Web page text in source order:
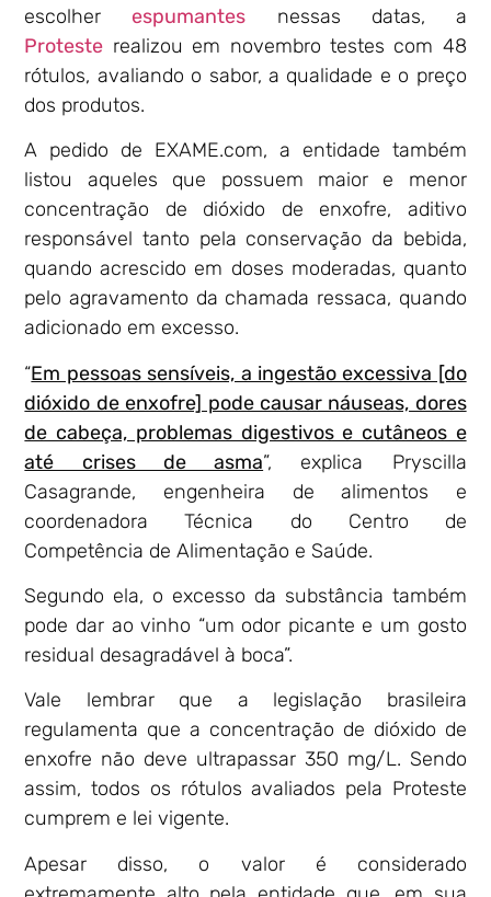
escolher espumantes nessas datas, a
Proteste realizou em novembro testes com 48
rótulos, avaliando o sabor, a qualidade e o preço
dos produtos.
A pedido de EXAME.com, a entidade também
listou aqueles que possuem maior e menor
concentração de dióxido de enxofre, aditivo
responsável tanto pela conservação da bebida,
quando acrescido em doses moderadas, quanto
pelo agravamento da chamada ressaca, quando
adicionado em excesso.
“Em pessoas sensíveis, a ingestão excessiva [do
dióxido de enxofre] pode causar náuseas, dores
de cabeça, problemas digestivos e cutâneos e
até crises de asma”, explica Pryscilla
Casagrande, engenheira de alimentos e
coordenadora Técnica do Centro de
Competência de Alimentação e Saúde.
Segundo ela, o excesso da substância também
pode dar ao vinho “um odor picante e um gosto
residual desagradável à boca”.
Vale lembrar que a legislação brasileira
regulamenta que a concentração de dióxido de
enxofre não deve ultrapassar 350 mg/L. Sendo
assim, todos os rótulos avaliados pela Proteste
cumprem e lei vigente.
Apesar disso, o valor é considerado